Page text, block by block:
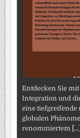
Entdecken Sie
Integration und
eine tiefgreifende
globalen
renommiertem [...]